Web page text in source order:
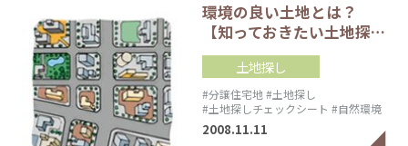
環境の良い土地とは？
【知っておきたい土地探…
土地探し
#分譲住宅地#土地探し
#土地探しチェックシート #自然環境
2008.11.11